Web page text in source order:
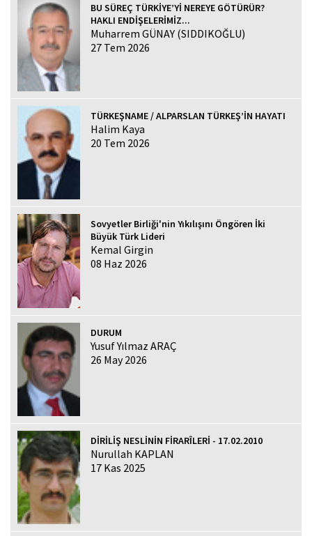
BU SÜREÇ TÜRKİYE’Yİ NEREYE GÖTÜRÜR?
HAKLI ENDİŞELERİMİZ...
Muharrem GÜNAY (SIDDIKOĞLU)
27 Tem 2026
TÜRKEŞNAME / ALPARSLAN TÜRKEŞ’İN HAYATI
Halim Kaya
20 Tem 2026
Sovyetler Birliği'nin Yıkılışını Öngören İki
Büyük Türk Lideri
Kemal Girgin
08 Haz 2026
DURUM
Yusuf Yılmaz ARAÇ
26 May 2026
DİRİLİŞ NESLİNİN FİRARÎLERİ - 17.02.2010
Nurullah KAPLAN
17 Kas 2025